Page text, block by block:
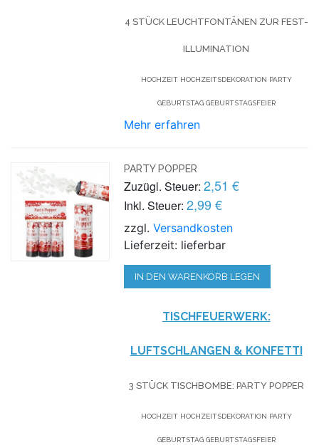
4 STÜCK LEUCHTFONTÄNEN ZUR FEST-
ILLUMINATION
HOCHZEIT HOCHZEITSDEKORATION PARTY
GEBURTSTAG GEBURTSTAGSFEIER
Mehr erfahren
PARTY POPPER
Zuzügl. Steuer: 2,51 €
Inkl. Steuer: 2,99 €
zzgl.Versandkosten
Lieferzeit: lieferbar
IN DEN WARENKORB LEGEN
TISCHFEUERWERK:
LUFTSCHLANGEN & KONFETTI
3 STÜCK TISCHBOMBE: PARTY POPPER
HOCHZEIT HOCHZEITSDEKORATION PARTY
GEBURTSTAG GEBURTSTAGSFEIER